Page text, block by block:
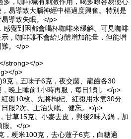
易導致大腦神經中樞過度興奮。特別是
導致失眠。</p>
感覺到困都會喝杯咖啡來緩解。可見咖啡
，咖啡雖不會給身體增加能量，但能增
。</p>
strong></p>
p>
克，五味子6克，夜交藤、龍齒各30
晚上睡前1小時再服，每日1劑。</p>
棗10枚。先將枸杞、紅棗用水煮30分
服2次。主治失眠、健忘。</p>
甘草15克。小麥去皮，與後2味入鍋，加
服。</p>
，粳米100克，去心蓮子6克，白糖適